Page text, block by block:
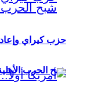
شبح الحرب
حزب كيراي